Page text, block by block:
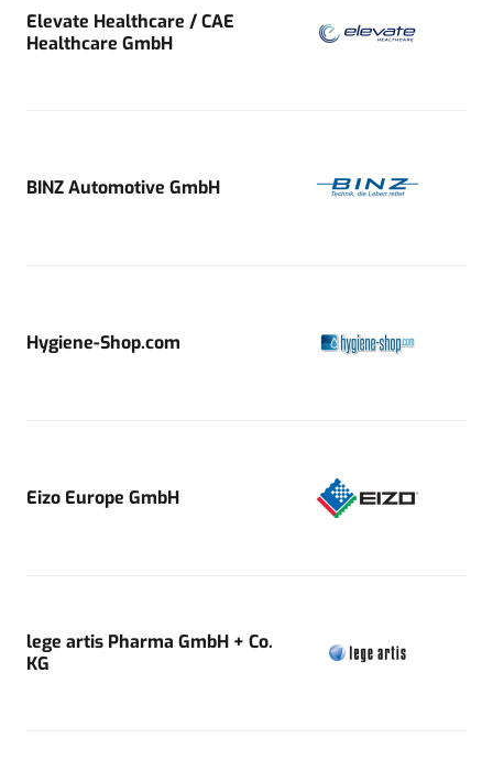
Elevate Healthcare / CAE
Healthcare GmbH
BINZ Automotive GmbH
Hygiene-Shop.com
Eizo Europe GmbH
lege artis Pharma GmbH + Co.
KG